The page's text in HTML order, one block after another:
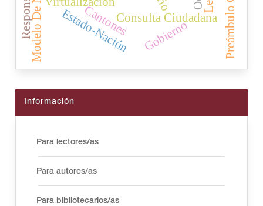
Consulta Ciudadana
Cantones
Estado-Nación Gobierno
Información
Para lectores/as
Para autores/as
Para bibliotecarios/as